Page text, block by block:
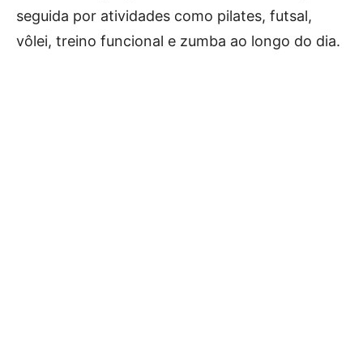
seguida por atividades como pilates, futsal,
vôlei, treino funcional e zumba ao longo do dia.